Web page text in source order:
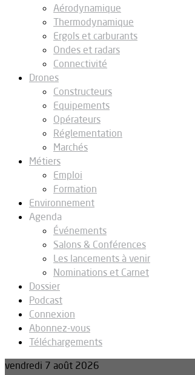
Aérodynamique
Thermodynamique
Ergols et carburants
Ondes et radars
Connectivité
Drones
Constructeurs
Equipements
Opérateurs
Réglementation
Marchés
Métiers
Emploi
Formation
Environnement
Agenda
Événements
Salons & Conférences
Les lancements à venir
Nominations et Carnet
Dossier
Podcast
Connexion
Abonnez-vous
Téléchargements
vendredi 7 août 2026